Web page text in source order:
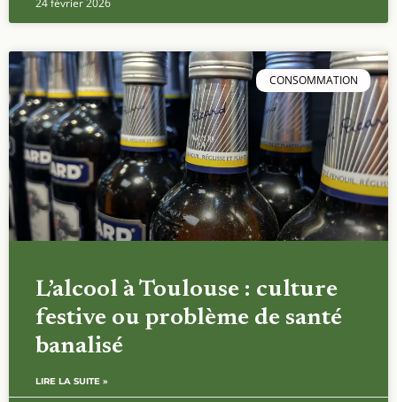
CONSOMMATION
L’alcool à Toulouse : culture
festive ou problème de santé
banalisé
LIRE LA SUITE »